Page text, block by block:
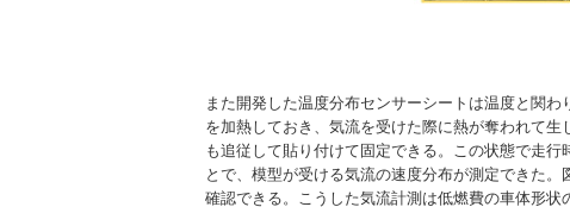
また開発した温度分布センサーシートは温度と関
を加熱しておき、気流を受けた際に熱が奪われて
も追従して貼り付けて固定できる。この状態で走
とで、模型が受ける気流の速度分布が測定できた
確認できる。こうした気流計測は低燃費の車体形